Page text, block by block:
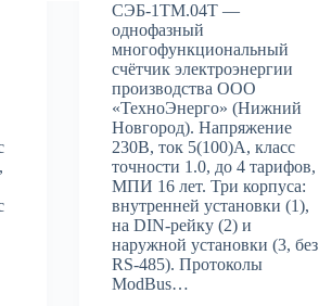
СЭБ-1ТМ.04Т —
однофазный
многофункциональный
счётчик электроэнергии
производства ООО
«ТехноЭнерго» (Нижний
Новгород). Напряжение
230В, ток 5(100)А, класс
точности 1.0, до 4 тарифов,
МПИ 16 лет. Три корпуса:
внутренней установки (1),
на DIN-рейку (2) и
наружной установки (3, без
RS-485). Протоколы
ModBus…